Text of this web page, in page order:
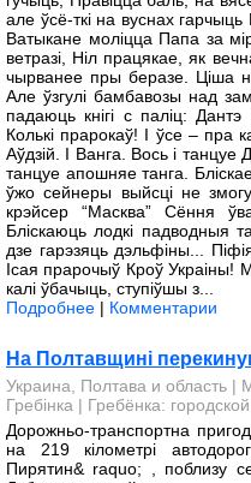
але ўсё-ткі на вуснах
Ватыкане моліцца Папа за
ветразі, Ніл працякае, як
чырванее пры беразе. Ціша
Але ўзгулі бамбавозы над
падаюць кнігі с паліц:
Колькі прарокаў! І ўсе – пра
Аўдзій. І Ванга. Вось і танцуе
танцуе апошняе танга.
ўжо сейнеры выйсці не
крэйсер “Масква” Сёння
Бліскаюць лодкі падводныя
дзе гарэзяць дэльфіны...
Ісая прарочыў Кроў Украіны!
калі ўбачыць, ступіўшы з...
Подробнее | Комментарии
На Полтавщині
Украина, Полтава и область |
Гребінка | Гребёнка:
Дорожньо-транспортна
на 219 кілометрі
Пирятин& raquo; , поблизу